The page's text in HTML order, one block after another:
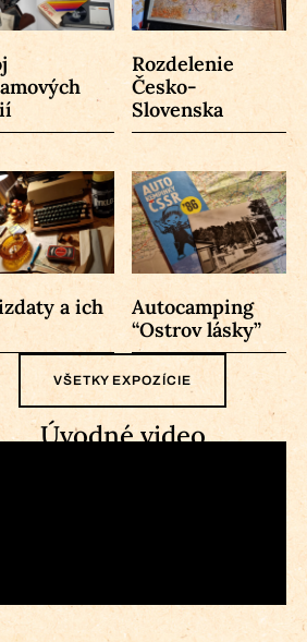
Rozdelenie
Česko-
Slovenska
a ich
Autocamping
“Ostrov lásky”
VŠETKY EXPOZÍCIE
Úvodné video